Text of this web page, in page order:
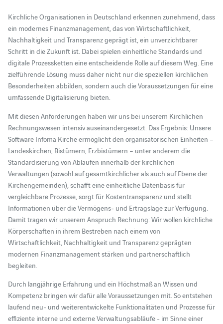
Kirchliche Organisationen in Deutschland erkennen zunehmend, dass
ein modernes Finanzmanagement, das von Wirtschaftlichkeit,
Nachhaltigkeit und Transparenz geprägt ist, ein unverzichtbarer
Schritt in die Zukunft ist. Dabei spielen einheitliche Standards und
digitale Prozessketten eine entscheidende Rolle auf diesem Weg. Eine
zielführende Lösung muss daher nicht nur die speziellen kirchlichen
Besonderheiten abbilden, sondern auch die Voraussetzungen für eine
umfassende Digitalisierung bieten.
Mit diesen Anforderungen haben wir uns bei unserem Kirchlichen
Rechnungswesen intensiv auseinandergesetzt. Das Ergebnis: Unsere
Software Infoma Kirche ermöglicht den organisatorischen Einheiten –
Landeskirchen, Bistümern, Erzbistümern – unter anderem die
Standardisierung von Abläufen innerhalb der kirchlichen
Verwaltungen (sowohl auf gesamtkirchlicher als auch auf Ebene der
Kirchengemeinden), schafft eine einheitliche Datenbasis für
vergleichbare Prozesse, sorgt für Kostentransparenz und stellt
Informationen über die Vermögens- und Ertragslage zur Verfügung.
Damit tragen wir unserem Anspruch Rechnung: Wir wollen kirchliche
Körperschaften in ihrem Bestreben nach einem von
Wirtschaftlichkeit, Nachhaltigkeit und Transparenz geprägten
modernen Finanzmanagement stärken und partnerschaftlich
begleiten.
Durch langjährige Erfahrung und ein Höchstmaß an Wissen und
Kompetenz bringen wir dafür alle Voraussetzungen mit. So entstehen
laufend neu- und weiterentwickelte Funktionalitäten und Prozesse für
effiziente interne und externe Verwaltungsabläufe - im Sinne einer